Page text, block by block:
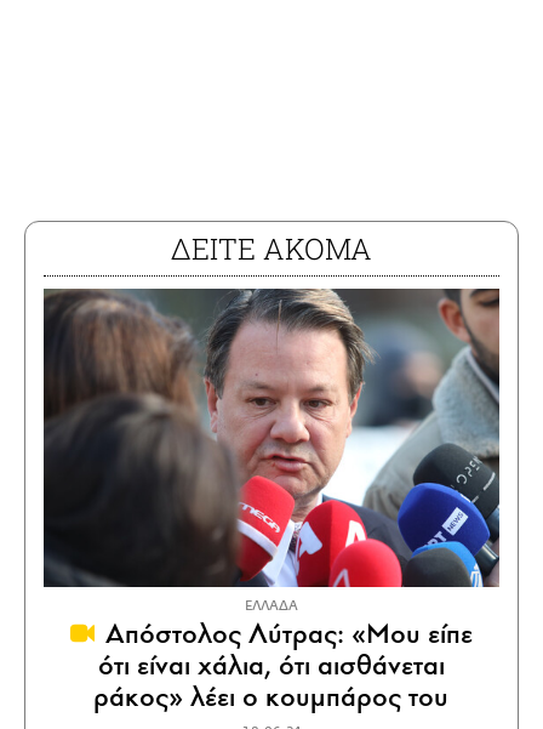
ΔΕΙΤΕ ΑΚΟΜΑ
ΕΛΛΑΔΑ
Απόστολος Λύτρας: «Μου είπε
ότι είναι χάλια, ότι αισθάνεται
ράκος» λέει ο κουμπάρος του